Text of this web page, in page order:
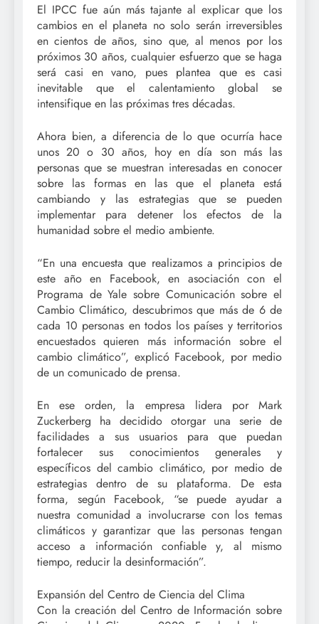
El IPCC fue aún más tajante al explicar que los
cambios en el planeta no solo serán irreversibles
en cientos de años, sino que, al menos por los
próximos 30 años, cualquier esfuerzo que se haga
será casi en vano, pues plantea que es casi
inevitable que el calentamiento global se
intensifique en las próximas tres décadas.
Ahora bien, a diferencia de lo que ocurría hace
unos 20 o 30 años, hoy en día son más las
personas que se muestran interesadas en conocer
sobre las formas en las que el planeta está
cambiando y las estrategias que se pueden
implementar para detener los efectos de la
humanidad sobre el medio ambiente.
“En una encuesta que realizamos a principios de
este año en Facebook, en asociación con el
Programa de Yale sobre Comunicación sobre el
Cambio Climático, descubrimos que más de 6 de
cada 10 personas en todos los países y territorios
encuestados quieren más información sobre el
cambio climático”, explicó Facebook, por medio
de un comunicado de prensa.
En ese orden, la empresa lidera por Mark
Zuckerberg ha decidido otorgar una serie de
facilidades a sus usuarios para que puedan
fortalecer sus conocimientos generales y
específicos del cambio climático, por medio de
estrategias dentro de su plataforma. De esta
forma, según Facebook, “se puede ayudar a
nuestra comunidad a involucrarse con los temas
climáticos y garantizar que las personas tengan
acceso a información confiable y, al mismo
tiempo, reducir la desinformación”.
Expansión del Centro de Ciencia del Clima
Con la creación del Centro de Información sobre